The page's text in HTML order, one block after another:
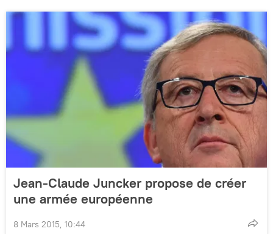
Jean-Claude Juncker propose de créer
une armée européenne
8 Mars 2015, 10:44